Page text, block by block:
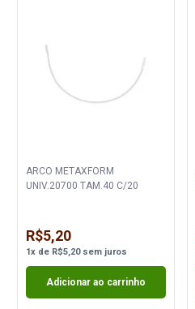
ARCO METAXFORM
UNIV.20700 TAM.40 C/20
R$5,20
1x de R$5,20sem juros
Adicionar ao carrinho